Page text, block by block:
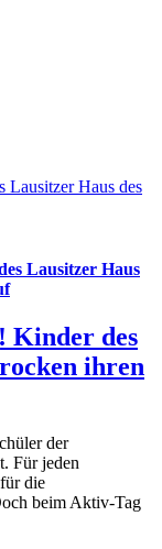
Lausitzer Haus des
Lausitzer Haus
Kinder des
ihren
der
Für jeden
die
beim Aktiv-Tag